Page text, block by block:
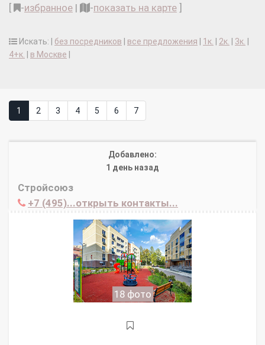
-избранное | -показать на карте
Искать: | без посредников все предложения 1к. 2к. 3к.
4+к.
в Москве
1 2 3 4 5 6 7
Добавлено:
1 день назад
Стройсоюз
+7 (495)...открыть контакты...
18 фото